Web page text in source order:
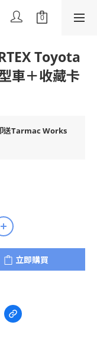
Toyota
車＋收藏卡
送Tarmac Works
立即購買